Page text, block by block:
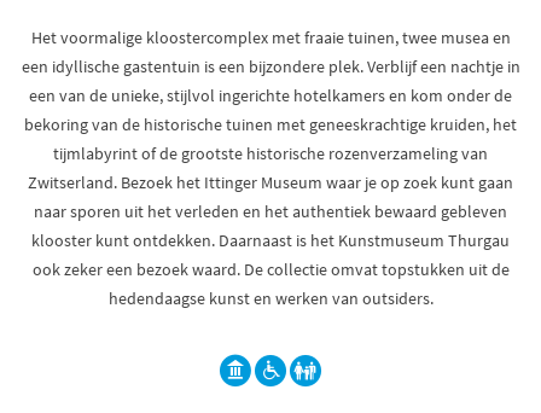
Het voormalige kloostercomplex met fraaie tuinen, twee musea en
een idyllische gastentuin is een bijzondere plek. Verblijf een nachtje in
een van de unieke, stijlvol ingerichte hotelkamers en kom onder de
bekoring van de historische tuinen met geneeskrachtige kruiden, het
tijmlabyrint of de grootste historische rozenverzameling van
Zwitserland. Bezoek het Ittinger Museum waar je op zoek kunt gaan
naar sporen uit het verleden en het authentiek bewaard gebleven
klooster kunt ontdekken. Daarnaast is het Kunstmuseum Thurgau
ook zeker een bezoek waard. De collectie omvat topstukken uit de
hedendaagse kunst en werken van outsiders.